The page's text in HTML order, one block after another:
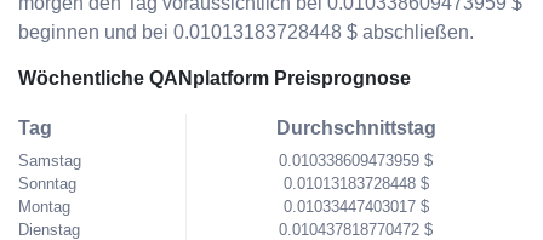
beginnen und bei 0.01013183728448 $ abschließen.
Wöchentliche QANplatform Preisprognose
Tag
Samstag
Sonntag
Montag
Dienstag
Durchschnittstag
0.010338609473959 $
0.01013183728448 $
0.01033447403017 $
0.010437818770472 $